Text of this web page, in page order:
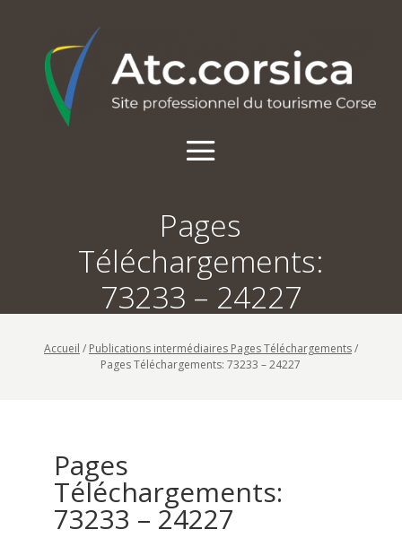
Pages
Téléchargements:
73233 – 24227
Accueil / Publications intermédiaires Pages Téléchargements/
Pages Téléchargements: 73233 – 24227
Pages
Téléchargements:
73233 – 24227